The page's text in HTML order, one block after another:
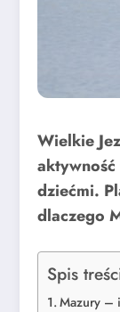
Wielkie
dziećmi.
dlaczego
Spis
Mazury –